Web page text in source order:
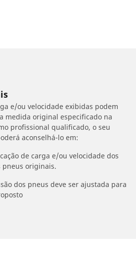
e/ou velocidade exibidas podem
medida original especificado na
profissional qualificado, o seu
aconselhá-lo em:
de carga e/ou velocidade dos
pneus originais.
dos pneus deve ser ajustada para